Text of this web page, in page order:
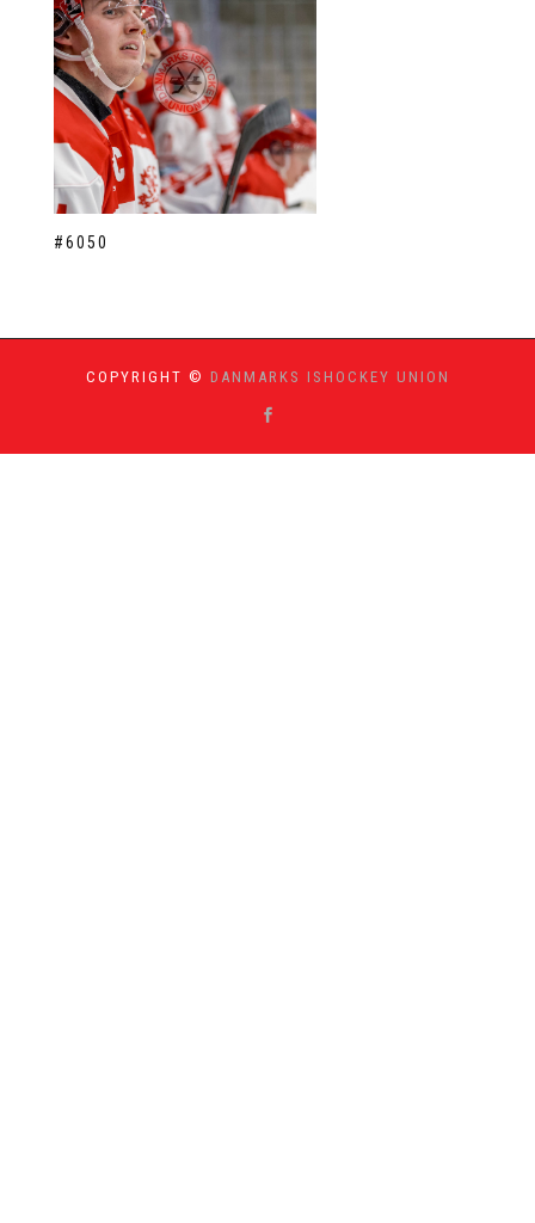
#6050
COPYRIGHT © DANMARKS ISHOCKEY UNION